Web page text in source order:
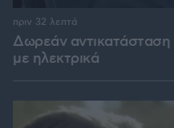
Δωρεάν
με ηλεκτρικά
πριν 32 λεπτά